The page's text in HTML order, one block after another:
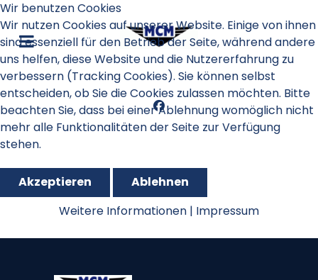
RES 2019
Wir benutzen Cookies
Wir nutzen Cookies auf unserer Website. Einige von ihnen
sind essenziell für den Betrieb der Seite, während andere
uns helfen, diese Website und die Nutzererfahrung zu
verbessern (Tracking Cookies). Sie können selbst
entscheiden, ob Sie die Cookies zulassen möchten. Bitte
beachten Sie, dass bei einer Ablehnung womöglich nicht
mehr alle Funktionalitäten der Seite zur Verfügung
stehen.
Akzeptieren
Ablehnen
Weitere Informationen | Impressum